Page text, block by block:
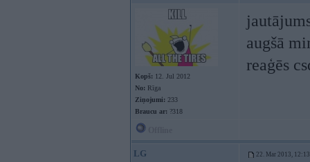
Kopš: 12. Jul 2012
No: Rīga
Ziņojumi: 233
Braucu ar: ?318
augšā
reaģēs
LG 22. Mar 2013, 12:13